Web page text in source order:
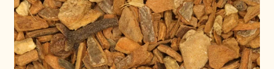
Preispolitik
Pricing policy